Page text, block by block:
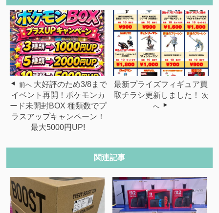
前へ 大好評のため3/8まで
イベント再開！ポケモンカ
ード未開封BOX 種類数でプ
ラスアップキャンペーン！
最大5000円UP!
最新プライズフィギュア買
取チラシ更新しました！
次
へ
関連記事